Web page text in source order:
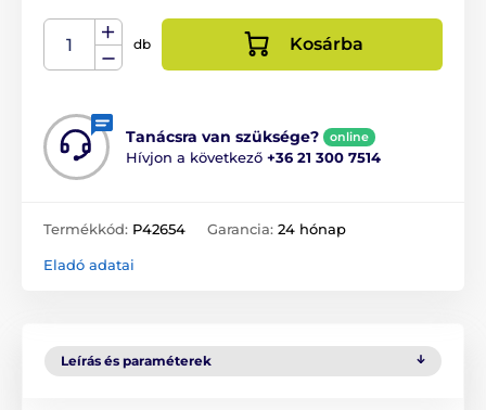
db Kosárba
Tanácsra van szüksége? online
Hívjon a következő +36 21 300 7514
Termékkód: P42654 Garancia: 24 hónap
Eladó adatai
Leírás és paraméterek